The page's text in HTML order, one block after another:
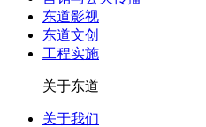
东道影视
东道文创
工程实施
关于东道
关于我们